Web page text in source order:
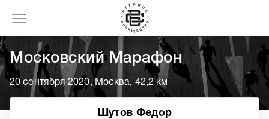
Московский Марафон
20 сентября 2020, Москва, 42,2 км
Шутов Федор